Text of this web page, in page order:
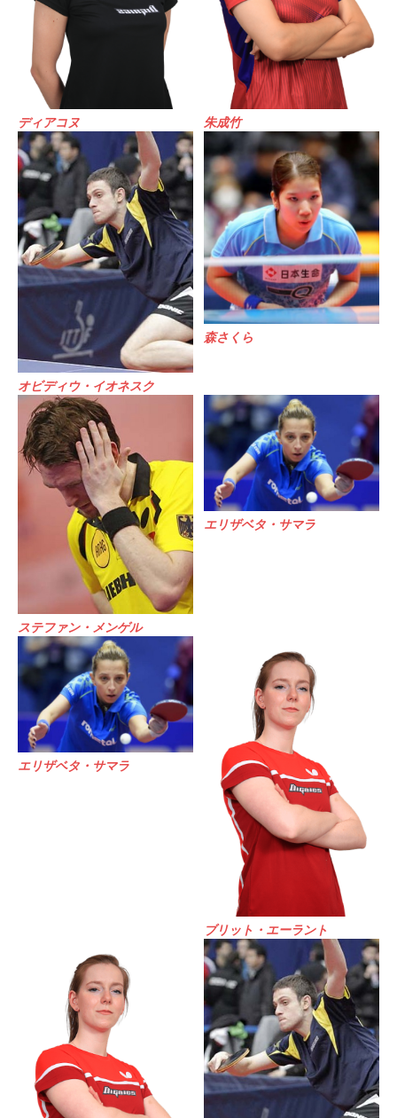
ディアコヌ 朱成竹
オビディウ・イオネスク
森さくら
ステファン・メンゲル
エリザベタ・サマラ
エリザベタ・サマラ
ブリット・エーラント